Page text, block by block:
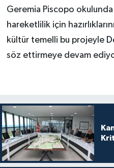
Geremia Piscopo
hareketlilik için
kültür temelli bu projeyle
söz ettirmeye devam